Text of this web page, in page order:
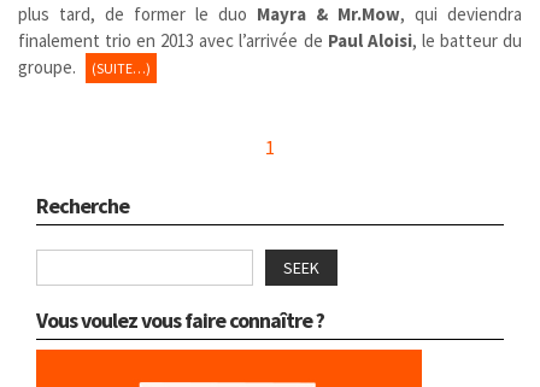
plus tard, de former le duo Mayra & Mr.Mow, qui deviendra
finalement trio en 2013 avec l’arrivée de Paul Aloisi, le batteur du
groupe.
(SUITE…)
1
Recherche
SEEK
Vous voulez vous faire connaître ?